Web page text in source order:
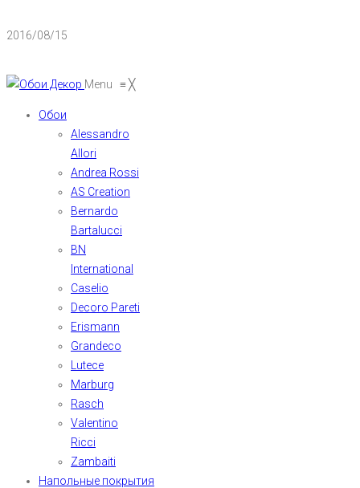
2016/08/15
Menu ≡╳
Обои
Alessandro
Allori
Andrea Rossi
AS Creation
Bernardo
Bartalucci
BN
International
Caselio
Decoro Pareti
Erismann
Grandeco
Lutece
Marburg
Rasch
Valentino
Ricci
Zambaiti
Напольные покрытия